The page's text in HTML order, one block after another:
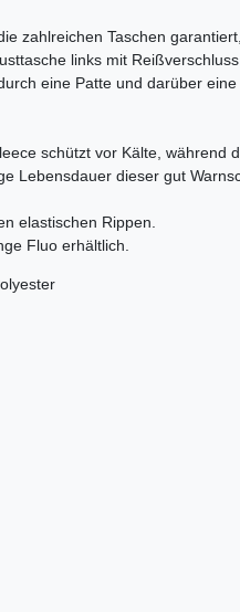
zahlreichen Taschen
links mit Reißverschluss
eine Patte und darüber
schützt vor Kälte, während
Lebensdauer dieser gut
elastischen Rippen.
Fluo erhältlich.